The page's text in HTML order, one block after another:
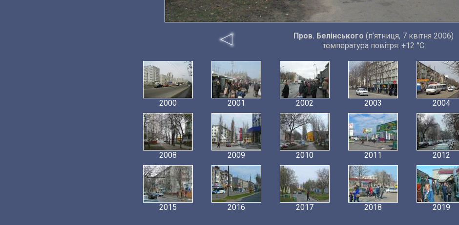
Пров. Белінського (п’ятниця, 7 квітня 2006)
температура повітря: +12 °C
2000 2001 2002 2003 2004
2008 2009 2010 2011 2012
2015 2016 2017 2018 2019